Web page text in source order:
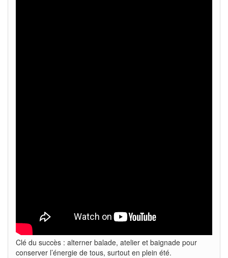
Clé du succès : alterner balade, atelier et baignade pour
conserver l’énergie de tous, surtout en plein été.